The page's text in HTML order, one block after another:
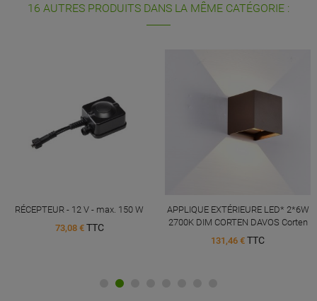
16 AUTRES PRODUITS DANS LA MÊME CATÉGORIE :
RÉCEPTEUR - 12 V - max. 150 W
73,08 € TTC
APPLIQUE EXTÉRIEURE LED* 2*6W
2700K DIM CORTEN DAVOS Corten
131,46 € TTC